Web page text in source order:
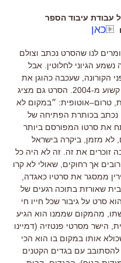
עבודת עיבוד הספר
כאן
לנו שהסרט נכתב וצולם
נשמע הגיוני לחלוטין
אבל
הקורונה שעכבה כהוגן את
קשוע מ-2004.
הסרט גם מציג
טרום–אוטופית: ״במקום לא
נכתב בכותרת הפתיחה של
את סרטו המפורסם ביותר
לא מזמן ביקרה בישראל
זוכרים את זה זה לא היה כל
אך רחוקים שאולי לא קרו
ממסגר את סרטיו כאגדה
שאורזת בתוכה רגעים של
סרט על גיבור שכל חייו חי
מהמקום שממנו הוא הגיע
הישר מסרטי פנטזיה (דמיינו
אותו במקום בו הוא הכי
להסתובב עם בגדים הקטנים